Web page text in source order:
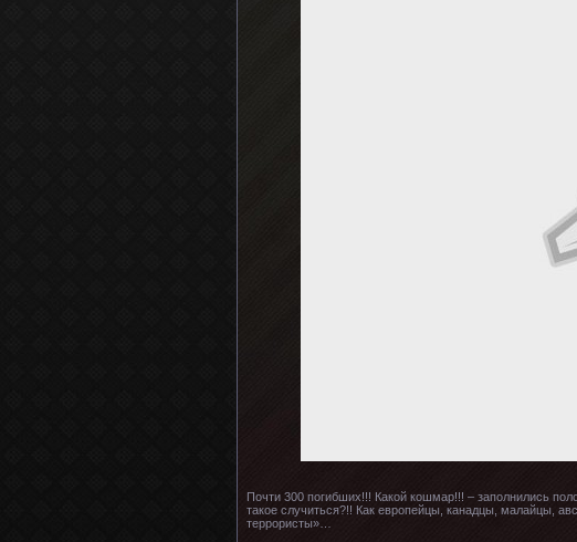
Почти 300 погибших!!! Какой кошмар!!! – заполнились
такое случиться?!! Как европейцы, канадцы, малайцы,
террористы»…